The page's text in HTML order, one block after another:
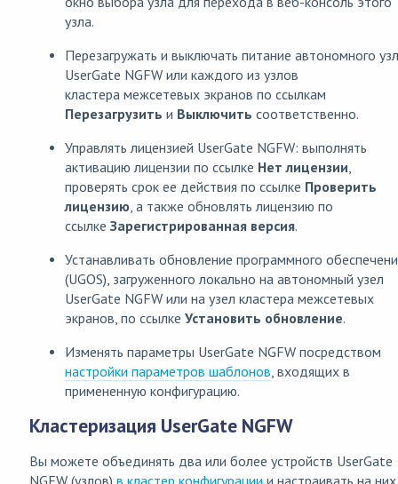
узла.
Перезагружать и выключать питание автономного
UserGate NGFW или каждого из узлов
кластера межсетевых экранов по ссылкам
Перезагрузить и Выключить соответственно.
Управлять лицензией UserGate NGFW: выполнять
активацию лицензии по ссылке Нет лицензии,
проверять срок ее действия по ссылке Проверить
лицензию, а также обновлять лицензию по
ссылке Зарегистрированная версия.
Устанавливать обновление программного
(UGOS), загруженного локально на автономный узел
UserGate NGFW или на узел кластера межсетевых
экранов, по ссылке Установить обновление.
Изменять параметры UserGate NGFW посредством
настройки параметров шаблонов, входящих в
примененную конфигурацию.
Кластеризация UserGate NGFW
Вы можете объединять два или более устройств UserGate